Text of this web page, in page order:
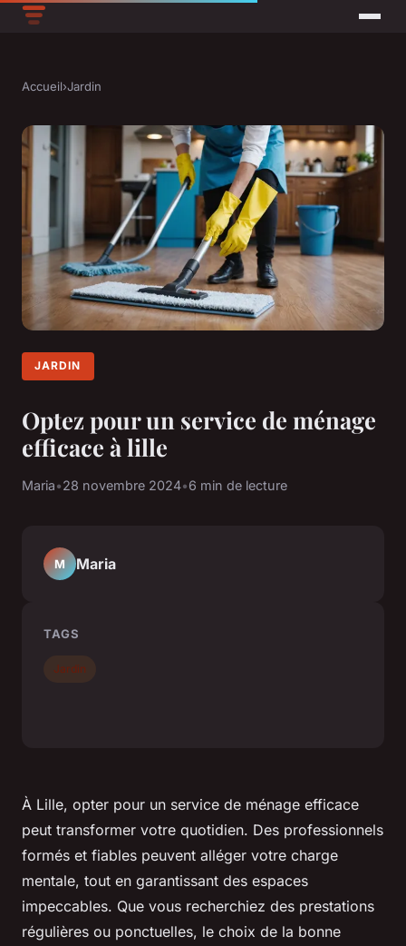
Accueil›Jardin
JARDIN
Optez pour un service de ménage
efficace à lille
Maria•28 novembre 2024•6 min de lecture
À Lille, opter pour un service de ménage efficace
peut transformer votre quotidien. Des professionnels
formés et fiables peuvent alléger votre charge
mentale, tout en garantissant des espaces
impeccables. Que vous recherchiez des prestations
régulières ou ponctuelles, le choix de la bonne
M Maria
TAGS
Jardin